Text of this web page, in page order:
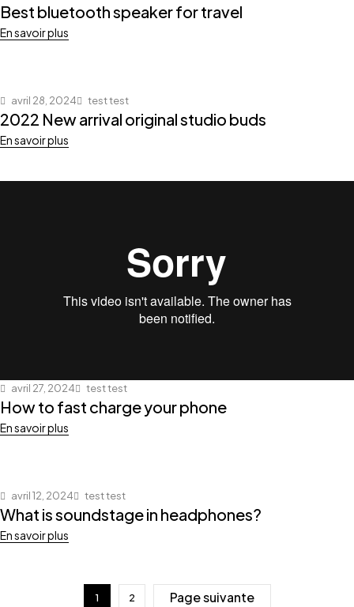
Best bluetooth speaker for travel
En savoir plus
avril 28, 2024 test test
2022 New arrival original studio buds
En savoir plus
avril 27, 2024 test test
How to fast charge your phone
En savoir plus
avril 12, 2024 test test
What is soundstage in headphones?
En savoir plus
1 2 Page suivante